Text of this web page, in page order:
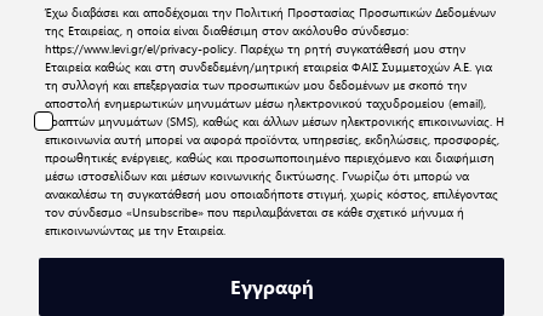
Έχω διαβάσει και αποδέχομαι την Πολιτική Προστασίας Προσωπικών Δεδομένων
της Εταιρείας, η οποία είναι διαθέσιμη στον ακόλουθο σύνδεσμο:
https://www.levi.gr/el/privacy-policy. Παρέχω τη ρητή συγκατάθεσή μου στην
Εταιρεία καθώς και στη συνδεδεμένη/μητρική εταιρεία ΦΑΙΣ Συμμετοχών Α.Ε. για
τη συλλογή και επεξεργασία των προσωπικών μου δεδομένων με σκοπό την
αποστολή ενημερωτικών μηνυμάτων μέσω ηλεκτρονικού ταχυδρομείου (email),
γραπτών μηνυμάτων (SMS), καθώς και άλλων μέσων ηλεκτρονικής επικοινωνίας. Η
επικοινωνία αυτή μπορεί να αφορά προϊόντα, υπηρεσίες, εκδηλώσεις, προσφορές,
προωθητικές ενέργειες, καθώς και προσωποποιημένο περιεχόμενο και διαφήμιση
μέσω ιστοσελίδων και μέσων κοινωνικής δικτύωσης. Γνωρίζω ότι μπορώ να
ανακαλέσω τη συγκατάθεσή μου οποιαδήποτε στιγμή, χωρίς κόστος, επιλέγοντας
τον σύνδεσμο «Unsubscribe» που περιλαμβάνεται σε κάθε σχετικό μήνυμα ή
επικοινωνώντας με την Εταιρεία.
Εγγραφή